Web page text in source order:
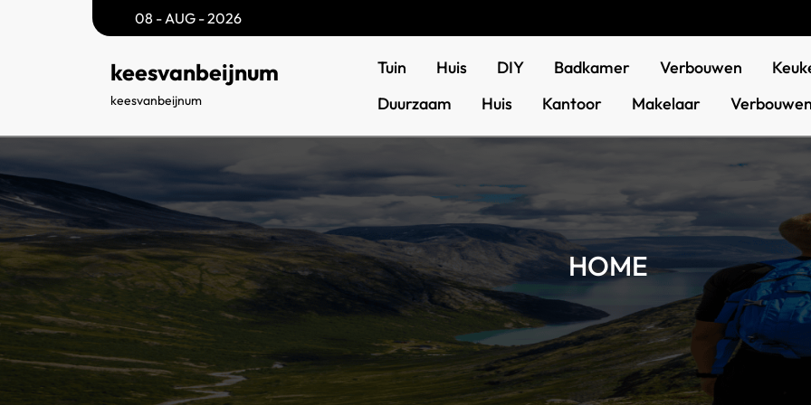
08 - AUG - 2026
keesvanbeijnum
keesvanbeijnum
Tuin Huis DIY Badkamer Verbouwen
Duurzaam
Huis Kantoor Makelaar
HOME